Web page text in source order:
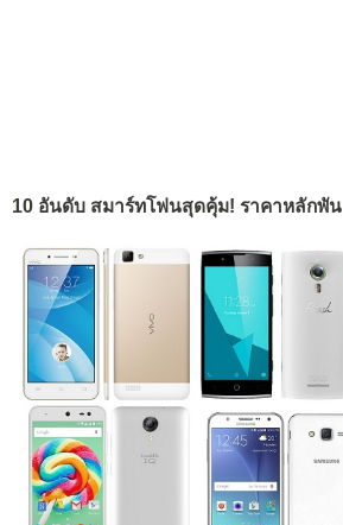
10 อันดับ สมาร์ทโฟนสุดคุ้ม! ราคาหลักพัน